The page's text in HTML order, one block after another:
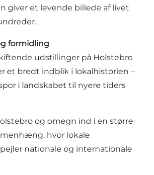
giver et levende billede af livet
formidling
udstillinger på Holstebro
et bredt indblik i lokalhistorien –
i landskabet til nyere tiders
og omegn ind i en større
hvor lokale
nationale og internationale